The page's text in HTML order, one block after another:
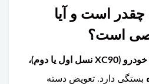
است و آیا
است؟
مدل خودرو (XC90 نسل اول یا دوم)،
بستگی دارد. تعویض دسته